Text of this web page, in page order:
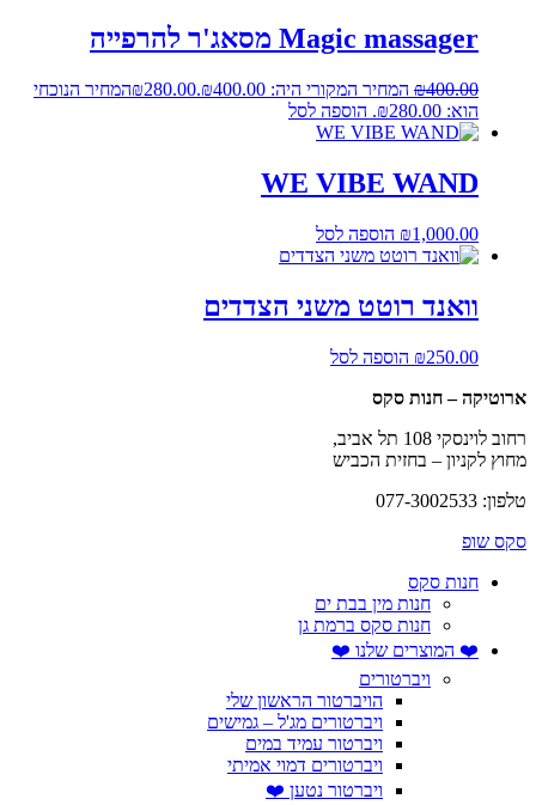
Magic massager מסאג'ר להרפייה
₪400.00 המחיר המקורי היה: ₪400.00. ₪280.00
המחיר הנוכחי
הוא: ₪280.00.
הוספה לסל
WE VIBE WAND
₪1,000.00 הוספה לסל
וואנד רוטט משני הצדדים
₪250.00
הוספה לסל
ארוטיקה – חנות סקס
רחוב לוינסקי 108 תל אביב,
מחוץ לקניון – בחזית הכביש
טלפון: 077-3002533
סקס שופ
חנות סקס
חנות מין בבת ים
חנות סקס ברמת גן
❤️ המוצרים שלנו ❤️
ויברטורים
הויברטור הראשון שלי
ויברטורים מג'ל – גמישים
ויברטור עמיד במים
ויברטורים דמוי אמיתי
ויברטור נטען ❤️